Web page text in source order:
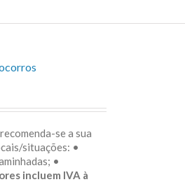
se a sua
situações: •
•
incluem IVA à